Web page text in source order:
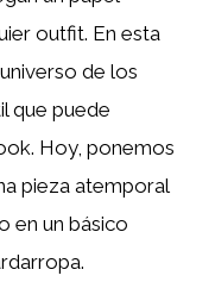
outfit. En esta
de los
que puede
Hoy, ponemos
pieza atemporal
en un básico